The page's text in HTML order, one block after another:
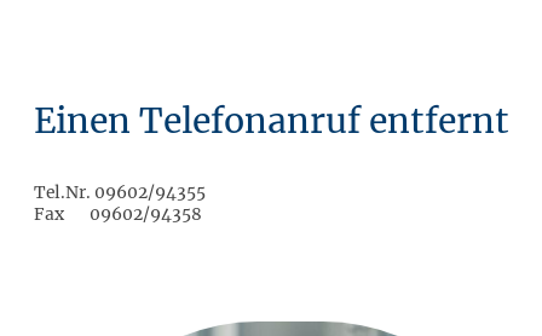
Einen Telefonanruf entfernt
Tel.Nr. 09602/94355
Fax 09602/94358